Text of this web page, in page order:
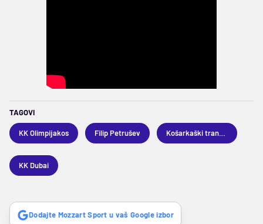
TAGOVI
KK Olimpijakos Filip Petrušev
KK Dubai
Dodajte Mozzart Sport u vaš Google izbor